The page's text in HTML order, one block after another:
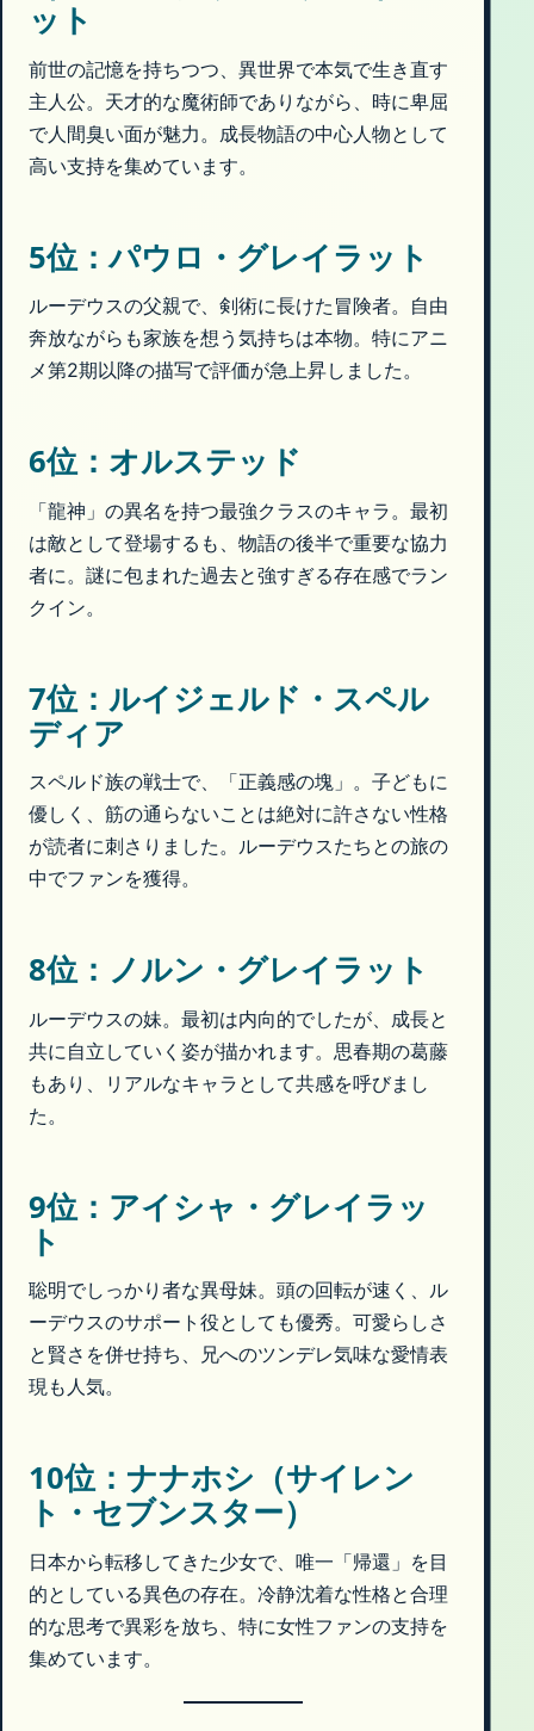
ット
前世の記憶を持ちつつ、異世界で本気で生き直す
主人公。天才的な魔術師でありながら、時に卑屈
で人間臭い面が魅力。成長物語の中心人物として
高い支持を集めています。
5位：パウロ・グレイラット
ルーデウスの父親で、剣術に長けた冒険者。自由
奔放ながらも家族を想う気持ちは本物。特にアニ
メ第2期以降の描写で評価が急上昇しました。
6位：オルステッド
「龍神」の異名を持つ最強クラスのキャラ。最初
は敵として登場するも、物語の後半で重要な協力
者に。謎に包まれた過去と強すぎる存在感でラン
クイン。
7位：ルイジェルド・スペル
ディア
スペルド族の戦士で、「正義感の塊」。子どもに
優しく、筋の通らないことは絶対に許さない性格
が読者に刺さりました。ルーデウスたちとの旅の
中でファンを獲得。
8位：ノルン・グレイラット
ルーデウスの妹。最初は内向的でしたが、成長と
共に自立していく姿が描かれます。思春期の葛藤
もあり、リアルなキャラとして共感を呼びまし
た。
9位：アイシャ・グレイラッ
ト
聡明でしっかり者な異母妹。頭の回転が速く、ル
ーデウスのサポート役としても優秀。可愛らしさ
と賢さを併せ持ち、兄へのツンデレ気味な愛情表
現も人気。
10位：ナナホシ（サイレン
ト・セブンスター）
日本から転移してきた少女で、唯一「帰還」を目
的としている異色の存在。冷静沈着な性格と合理
的な思考で異彩を放ち、特に女性ファンの支持を
集めています。